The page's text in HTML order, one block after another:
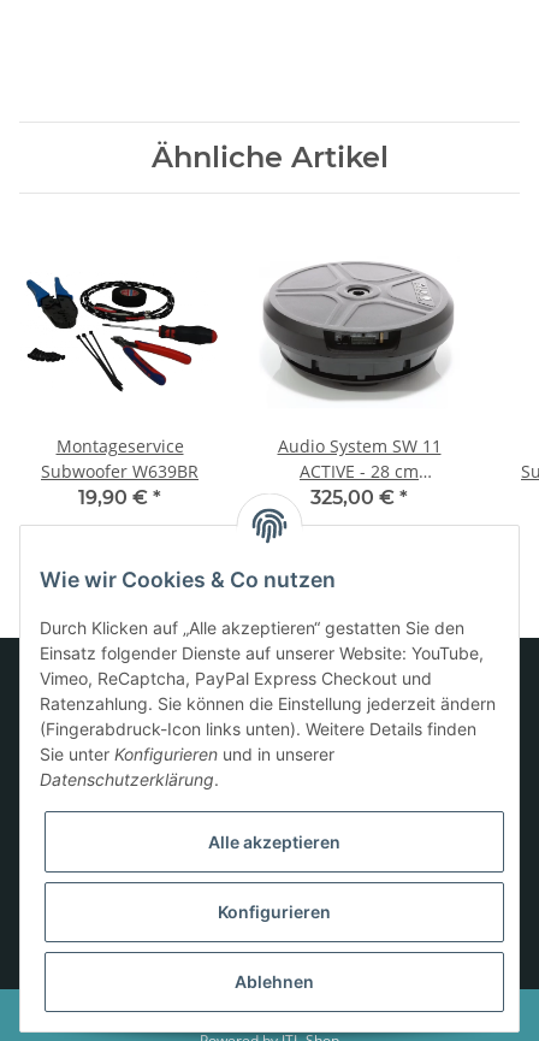
Ähnliche Artikel
Montageservice
Subwoofer W639BR
19,90 € *
Audio System SW 11
ACTIVE - 28 cm
Reserverad Subwoofer
mit internem
325,00 € *
Informationen
Gesetzliche Informationen
* Alle Preise inkl. gesetzlicher USt., zzgl.Versand
© 2024 Besucherzähler: 136873
Wie wir Cookies & Co nutzen
Durch Klicken auf „Alle akzeptieren“ gestatten Sie den
Einsatz folgender Dienste auf unserer Website: YouTube,
Vimeo, ReCaptcha, PayPal Express Checkout und
Ratenzahlung. Sie können die Einstellung jederzeit ändern
(Fingerabdruck-Icon links unten). Weitere Details finden
Sie unter Konfigurieren und in unserer
Datenschutzerklärung.
Alle akzeptieren
Konfigurieren
Ablehnen